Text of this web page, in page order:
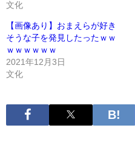
文化
【画像あり】おまえらが好き
そうな子を発見したったｗｗ
ｗｗｗｗｗｗ
2021年12月3日
文化